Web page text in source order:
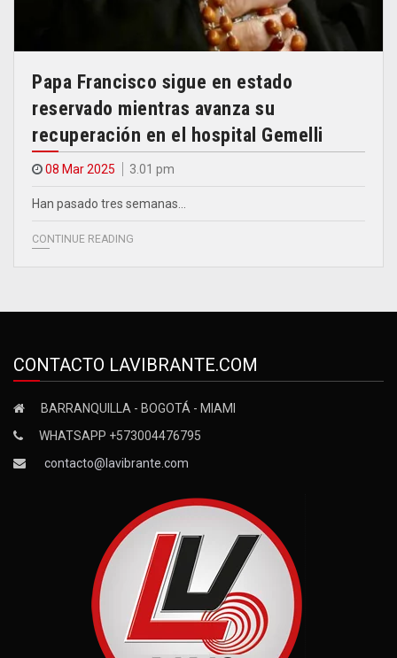
Papa Francisco sigue en estado
reservado mientras avanza su
recuperación en el hospital Gemelli
08 Mar 2025 3.01 pm
Han pasado tres semanas…
CONTINUE READING
CONTACTO LAVIBRANTE.COM
BARRANQUILLA - BOGOTÁ - MIAMI
WHATSAPP +573004476795
contacto@lavibrante.com